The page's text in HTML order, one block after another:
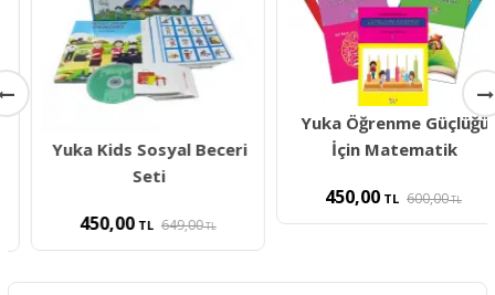
Yuka Kids Sosyal Beceri
Seti
450,00TL 649,00TL
Yuka Öğrenme Güçlüğü
İçin Matematik
450,00TL 600,00TL